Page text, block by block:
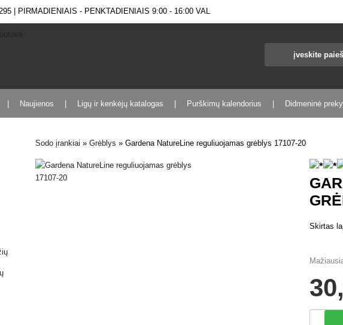
| PIRMADIENIAIS - PENKTADIENIAIS 9:00 - 16:00 VAL
Naujienos Ligų ir kenkėjų katalogas Purškimų kalendorius Didmeninė
Sodo įrankiai »Grėblys »Gardena NatureLine reguliuojamas grėblys 17107-20
Skirtas
30